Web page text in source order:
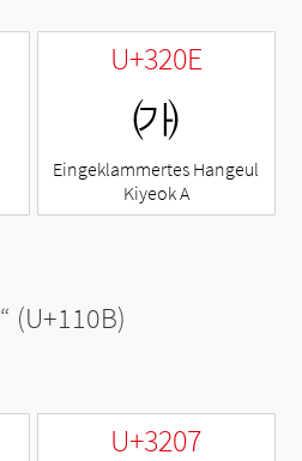
U+320E
㈎
Eingeklammertes Hangeul
Kiyeok A
“ (U+110B)
U+3207